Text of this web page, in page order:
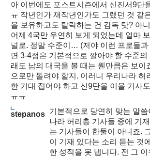
아 이번에도 포스트시즌에서 신진서9단
ㅠ 작년인가 재작년인가도 그랬던 것 같
을 보유하고도 탈락하는 건 감독 탓? 아
어제 4국만 우연히 보게 되었는데 얼마
널로. 정말 수준이… (저야 이런 프로들과
면 3-4점은 기본적으로 깔아야 할 수준의
래도 남의 대국을 볼 때는 웬만큼은 보이
으로만 돌려야 할지. 이러니 우리나라 허
한 기대 접어야 하고 신9단을 이을 기사
ㅠㅠ
stepanos 기본적으로 당연히 맞는 말씀
나라 허리층 기사들 중에 기
는 기사들이 한둘이 아니죠.
이 기재 있다는 소리 듣는 것
한 성적을 못 냅니다. 전 그